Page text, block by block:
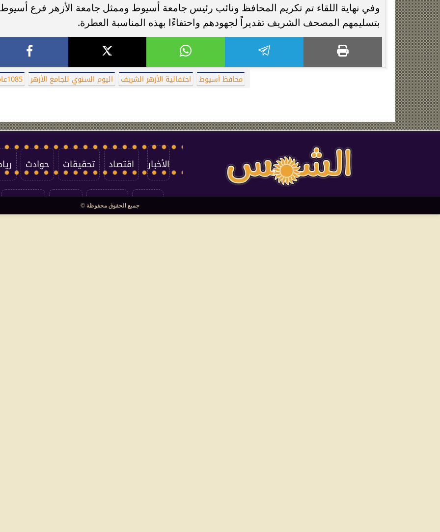
وفي نهاية اللقاء تم تكريم المحافظ ونائب رئيس جامعة أسيوط وممثل جامعة الأزهر فرع أسيوط
بتسليمهم المصحف الشريف تقديراً لجهودهم واحتفاءًا بهذه المناسبة العطرة.
محافظ أسيوط احتفالية الأزهر الشريف اليوم السنوي للجامع الأزهر 1085عاماً
الأخبار اقتصاد تحقيقات حوادث
العالم سوشيال
جميع الحقوق محفوظة ©